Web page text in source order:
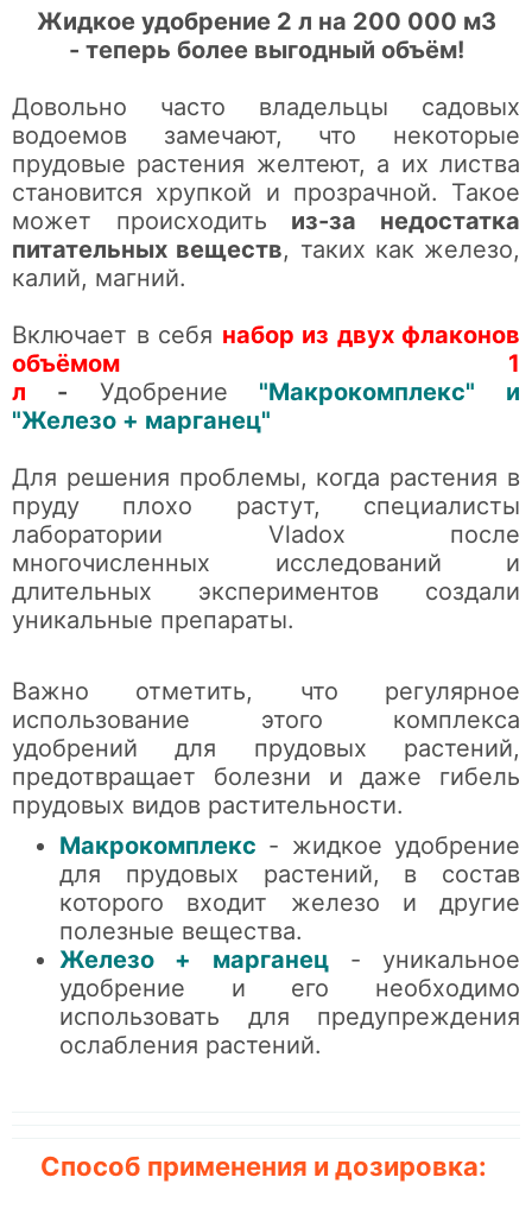
Жидкое удобрение 2 л на 200 000 м3
- теперь более выгодный объём!
Довольно часто владельцы садовых
водоемов замечают, что некоторые
прудовые растения желтеют, а их листва
становится хрупкой и прозрачной. Такое
может происходить из-за недостатка
питательных веществ, таких как железо,
калий, магний.
Включает в себя набор из двух флаконов
объёмом 1
л - Удобрение "Макрокомплекс" и
"Железо + марганец"
Для решения проблемы, когда растения в
пруду плохо растут, специалисты
лаборатории Vladox после
многочисленных исследований и
длительных экспериментов создали
уникальные препараты.
Важно отметить, что регулярное
использование этого комплекса
удобрений для прудовых растений,
предотвращает болезни и даже гибель
прудовых видов растительности.
Макрокомплекс - жидкое удобрение
для прудовых растений, в состав
которого входит железо и другие
полезные вещества.
Железо + марганец
- уникальное
удобрение и его необходимо
использовать для предупреждения
ослабления растений.
Способ применения и дозировка: